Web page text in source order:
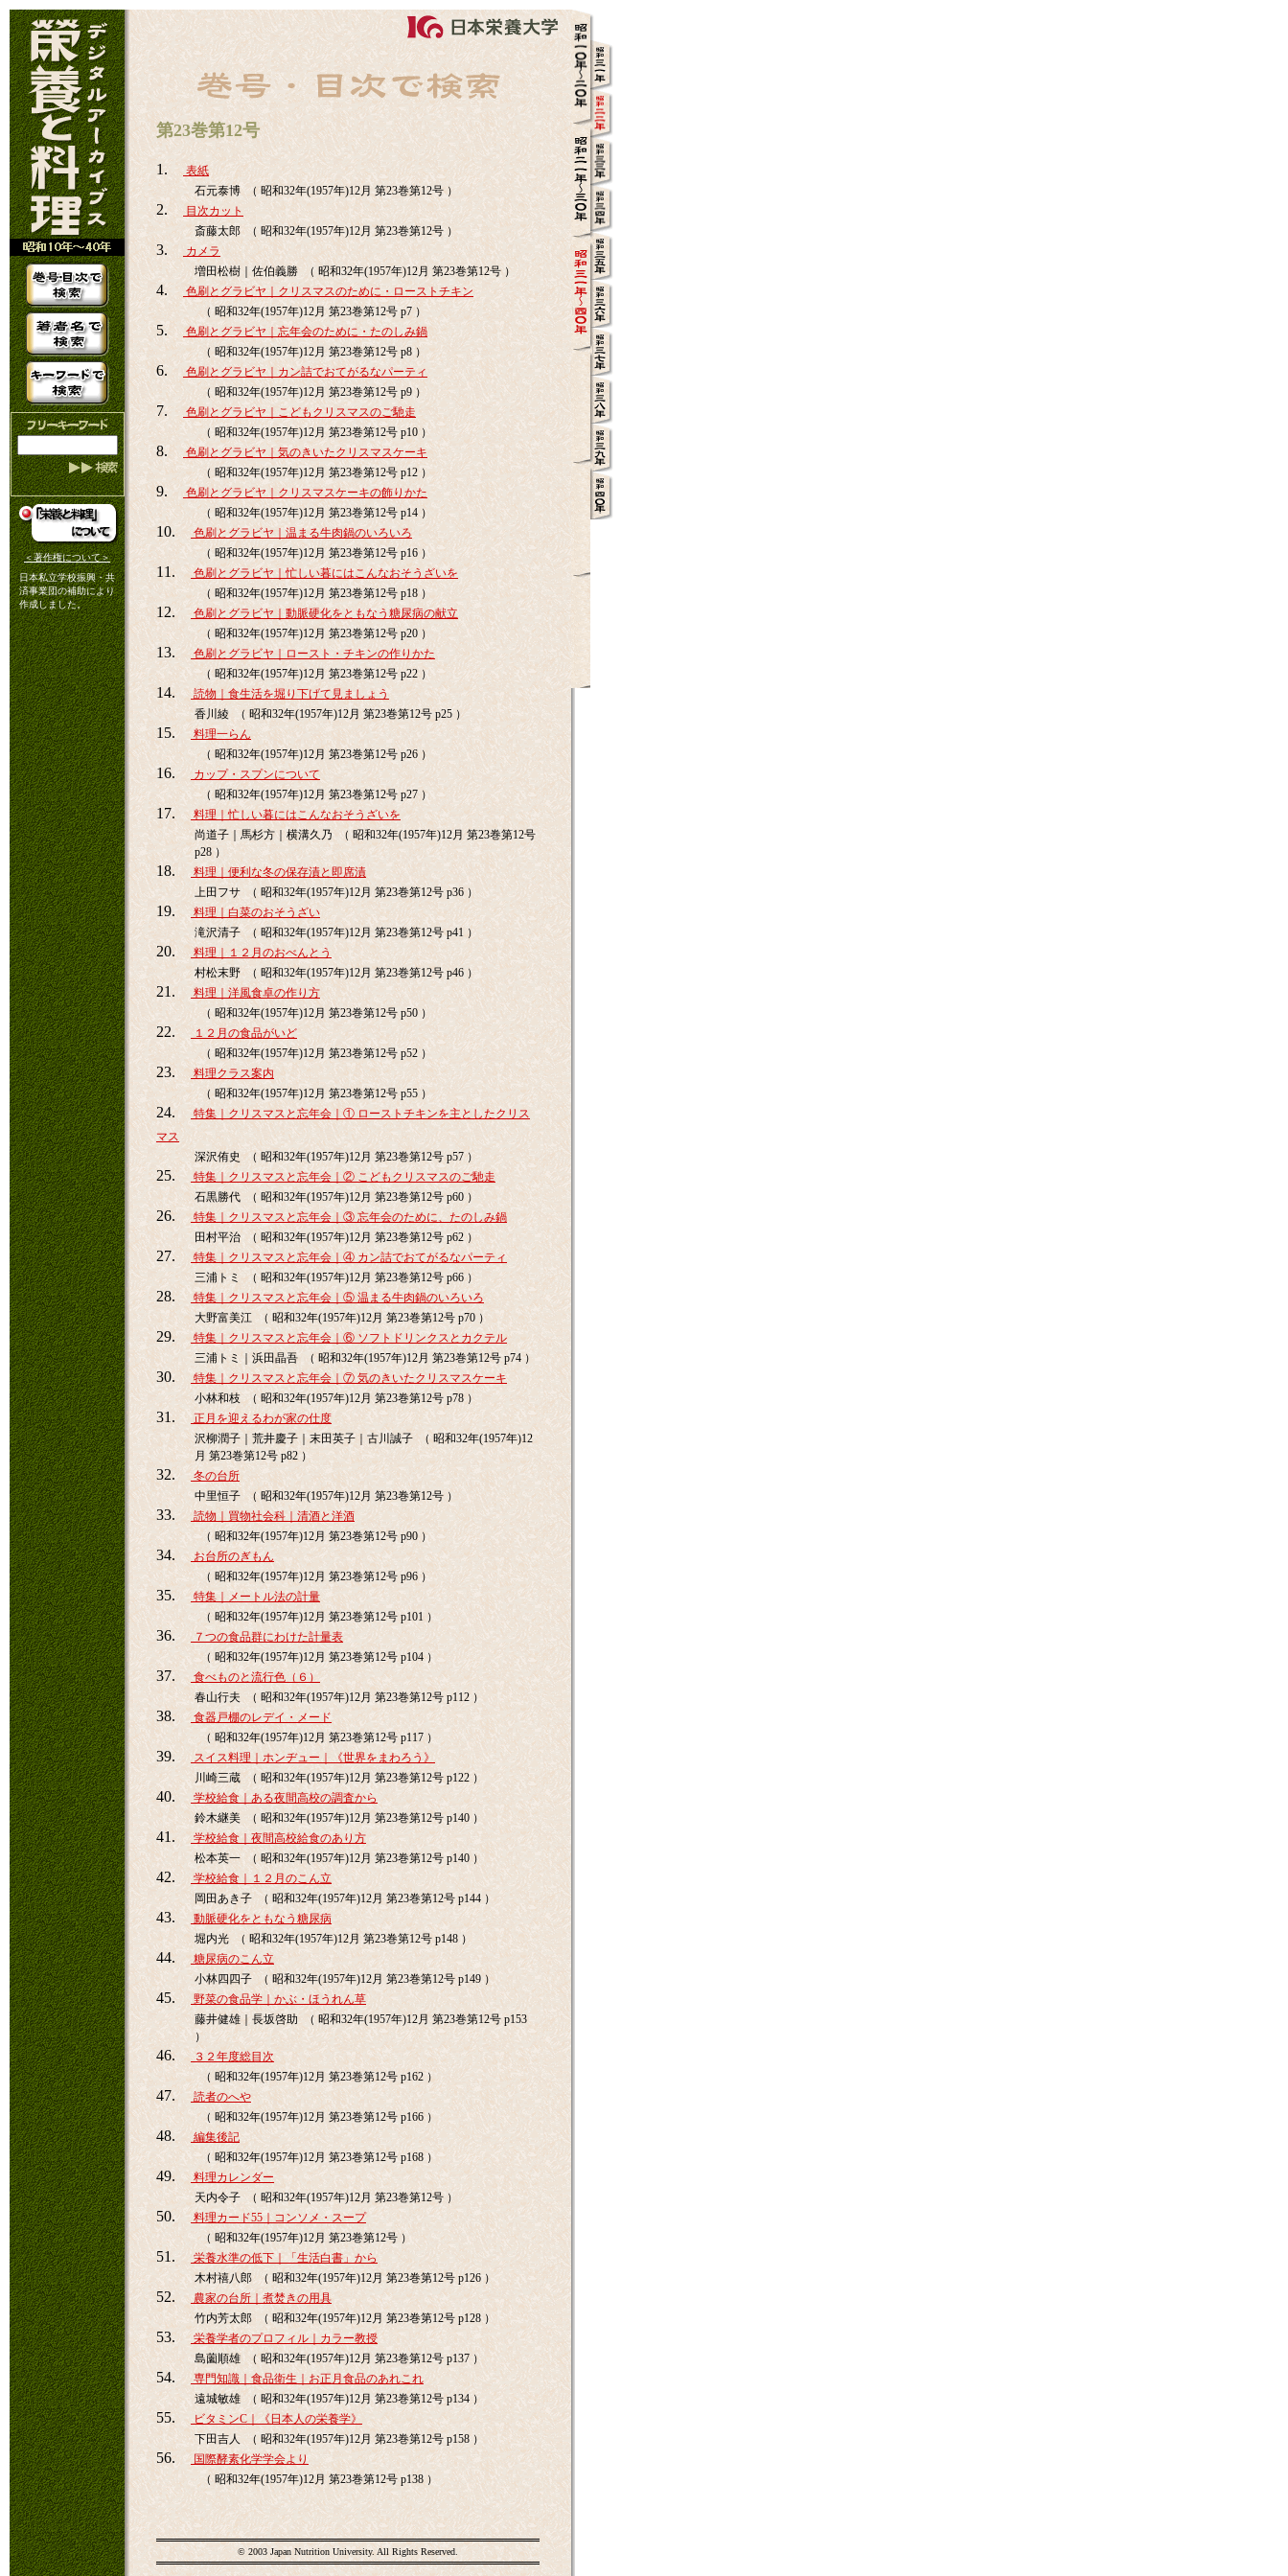
＜著作権について＞
日本私立学校振興・共
済事業団の補助により
作成しました。
第23巻第12号
1.
表紙
石元泰博 （ 昭和32年(1957年)12月 第23巻第12号 ）
2.
目次カット
斎藤太郎 （ 昭和32年(1957年)12月 第23巻第12号 ）
3.
カメラ
増田松樹｜佐伯義勝 （ 昭和32年(1957年)12月 第23巻第12号 ）
4.
色刷とグラビヤ｜クリスマスのために・ローストチキン
（ 昭和32年(1957年)12月 第23巻第12号 p7 ）
5.
色刷とグラビヤ｜忘年会のために・たのしみ鍋
（ 昭和32年(1957年)12月 第23巻第12号 p8 ）
6.
色刷とグラビヤ｜カン詰でおてがるなパーティ
（ 昭和32年(1957年)12月 第23巻第12号 p9 ）
7.
色刷とグラビヤ｜こどもクリスマスのご馳走
（ 昭和32年(1957年)12月 第23巻第12号 p10 ）
8.
色刷とグラビヤ｜気のきいたクリスマスケーキ
（ 昭和32年(1957年)12月 第23巻第12号 p12 ）
9.
色刷とグラビヤ｜クリスマスケーキの飾りかた
（ 昭和32年(1957年)12月 第23巻第12号 p14 ）
10.
色刷とグラビヤ｜温まる牛肉鍋のいろいろ
（ 昭和32年(1957年)12月 第23巻第12号 p16 ）
11.
色刷とグラビヤ｜忙しい暮にはこんなおそうざいを
（ 昭和32年(1957年)12月 第23巻第12号 p18 ）
12.
色刷とグラビヤ｜動脈硬化をともなう糖尿病の献立
（ 昭和32年(1957年)12月 第23巻第12号 p20 ）
13.
色刷とグラビヤ｜ロースト・チキンの作りかた
（ 昭和32年(1957年)12月 第23巻第12号 p22 ）
14.
読物｜食生活を堀り下げて見ましょう
香川綾 （ 昭和32年(1957年)12月 第23巻第12号 p25 ）
15.
料理一らん
（ 昭和32年(1957年)12月 第23巻第12号 p26 ）
16.
カップ・スプンについて
（ 昭和32年(1957年)12月 第23巻第12号 p27 ）
17.
料理｜忙しい暮にはこんなおそうざいを
尚道子｜馬杉方｜横溝久乃 （ 昭和32年(1957年)12月 第23巻第12号
p28 ）
18.
料理｜便利な冬の保存漬と即席漬
上田フサ （ 昭和32年(1957年)12月 第23巻第12号 p36 ）
19.
料理｜白菜のおそうざい
滝沢清子 （ 昭和32年(1957年)12月 第23巻第12号 p41 ）
20.
料理｜１２月のおべんとう
村松末野 （ 昭和32年(1957年)12月 第23巻第12号 p46 ）
21.
料理｜洋風食卓の作り方
（ 昭和32年(1957年)12月 第23巻第12号 p50 ）
22.
１２月の食品がいど
（ 昭和32年(1957年)12月 第23巻第12号 p52 ）
23.
料理クラス案内
（ 昭和32年(1957年)12月 第23巻第12号 p55 ）
24.
特集｜クリスマスと忘年会｜① ローストチキンを主としたクリス
マス
深沢侑史 （ 昭和32年(1957年)12月 第23巻第12号 p57 ）
25.
特集｜クリスマスと忘年会｜② こどもクリスマスのご馳走
石黒勝代 （ 昭和32年(1957年)12月 第23巻第12号 p60 ）
26.
特集｜クリスマスと忘年会｜③ 忘年会のために、たのしみ鍋
田村平治 （ 昭和32年(1957年)12月 第23巻第12号 p62 ）
27.
特集｜クリスマスと忘年会｜④ カン詰でおてがるなパーティ
三浦トミ （ 昭和32年(1957年)12月 第23巻第12号 p66 ）
28.
特集｜クリスマスと忘年会｜⑤ 温まる牛肉鍋のいろいろ
大野富美江 （ 昭和32年(1957年)12月 第23巻第12号 p70 ）
29.
特集｜クリスマスと忘年会｜⑥ ソフトドリンクスとカクテル
三浦トミ｜浜田晶吾 （ 昭和32年(1957年)12月 第23巻第12号 p74 ）
30.
特集｜クリスマスと忘年会｜⑦ 気のきいたクリスマスケーキ
小林和枝 （ 昭和32年(1957年)12月 第23巻第12号 p78 ）
31.
正月を迎えるわが家の仕度
沢柳潤子｜荒井慶子｜末田英子｜古川誠子 （ 昭和32年(1957年)12
月 第23巻第12号 p82 ）
32.
冬の台所
中里恒子 （ 昭和32年(1957年)12月 第23巻第12号 ）
33.
読物｜買物社会科｜清酒と洋酒
（ 昭和32年(1957年)12月 第23巻第12号 p90 ）
34.
お台所のぎもん
（ 昭和32年(1957年)12月 第23巻第12号 p96 ）
35.
特集｜メートル法の計量
（ 昭和32年(1957年)12月 第23巻第12号 p101 ）
36.
７つの食品群にわけた計量表
（ 昭和32年(1957年)12月 第23巻第12号 p104 ）
37.
食べものと流行色（６）
春山行夫 （ 昭和32年(1957年)12月 第23巻第12号 p112 ）
38.
食器戸棚のレデイ・メード
（ 昭和32年(1957年)12月 第23巻第12号 p117 ）
39.
スイス料理｜ホンヂュー｜《世界をまわろう》
川崎三蔵 （ 昭和32年(1957年)12月 第23巻第12号 p122 ）
40.
学校給食｜ある夜間高校の調査から
鈴木継美 （ 昭和32年(1957年)12月 第23巻第12号 p140 ）
41.
学校給食｜夜間高校給食のあり方
松本英一 （ 昭和32年(1957年)12月 第23巻第12号 p140 ）
42.
学校給食｜１２月のこん立
岡田あき子 （ 昭和32年(1957年)12月 第23巻第12号 p144 ）
43.
動脈硬化をともなう糖尿病
堀内光 （ 昭和32年(1957年)12月 第23巻第12号 p148 ）
44.
糖尿病のこん立
小林四四子 （ 昭和32年(1957年)12月 第23巻第12号 p149 ）
45.
野菜の食品学｜かぶ・ほうれん草
藤井健雄｜長坂啓助 （ 昭和32年(1957年)12月 第23巻第12号 p153
）
46.
３２年度総目次
（ 昭和32年(1957年)12月 第23巻第12号 p162 ）
47.
読者のへや
（ 昭和32年(1957年)12月 第23巻第12号 p166 ）
48.
編集後記
（ 昭和32年(1957年)12月 第23巻第12号 p168 ）
49.
料理カレンダー
天内令子 （ 昭和32年(1957年)12月 第23巻第12号 ）
50.
料理カード55｜コンソメ・スープ
（ 昭和32年(1957年)12月 第23巻第12号 ）
51.
栄養水準の低下｜「生活白書」から
木村禧八郎 （ 昭和32年(1957年)12月 第23巻第12号 p126 ）
52.
農家の台所｜煮焚きの用具
竹内芳太郎 （ 昭和32年(1957年)12月 第23巻第12号 p128 ）
53.
栄養学者のプロフィル｜カラー教授
島薗順雄 （ 昭和32年(1957年)12月 第23巻第12号 p137 ）
54.
専門知識｜食品衛生｜お正月食品のあれこれ
遠城敏雄 （ 昭和32年(1957年)12月 第23巻第12号 p134 ）
55.
ビタミンC｜《日本人の栄養学》
下田吉人 （ 昭和32年(1957年)12月 第23巻第12号 p158 ）
56.
国際酵素化学学会より
（ 昭和32年(1957年)12月 第23巻第12号 p138 ）
© 2003 Japan Nutrition University. All Rights Reserved.